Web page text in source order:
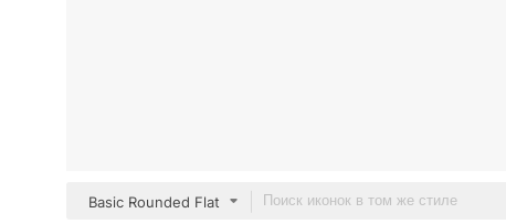
Basic Rounded Flat